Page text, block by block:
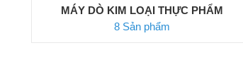
MÁY DÒ KIM LOẠI THỰC PHẨM
8 Sản phẩm